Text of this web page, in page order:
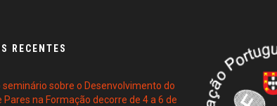
RECENTES
seminário sobre o Desenvolvimento do
Pares na Formação decorre de 4 a 6 de